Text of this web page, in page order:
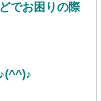
でお困りの際